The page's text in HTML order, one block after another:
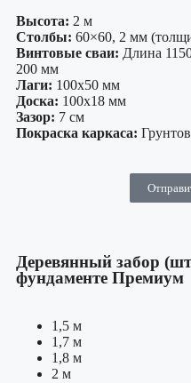
Высота: 2 м
Столбы: 60×60, 2 мм
Винтовые сваи: Длина
200 мм
Лаги: 100х50 мм
Доска: 100х18 мм
Зазор: 7 см
Покраска каркаса:
Деревянный забор
фундаменте Премиум
1,5 м
1,7 м
1,8 м
2 м